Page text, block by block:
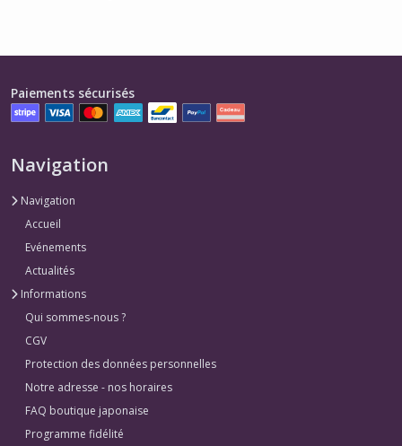
Paiements sécurisés
Navigation
Navigation
Accueil
Evénements
Actualités
Informations
Qui sommes-nous ?
CGV
Protection des données personnelles
Notre adresse - nos horaires
FAQ boutique japonaise
Programme fidélité